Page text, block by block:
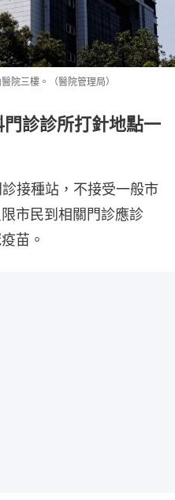
院三樓。（醫院管理局）
診診所打針地點一
接種站，不接受一般市
市民到相關門診應診
苗。